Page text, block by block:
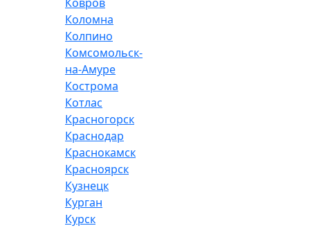
Коломна
Колпино
Комсомольск-
на-Амуре
Кострома
Котлас
Красногорск
Краснодар
Краснокамск
Красноярск
Кузнецк
Курган
Курск